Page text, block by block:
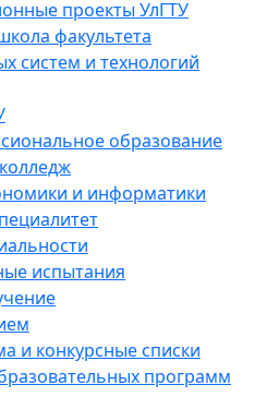
проекты УлГТУ
факультета
систем и технологий
образование
и информатики
испытания
и конкурсные списки
программ